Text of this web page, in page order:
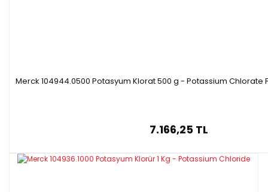
Merck 104944.0500 Potasyum Klorat 500 g - Potassium Chlorate
7.166,25 TL